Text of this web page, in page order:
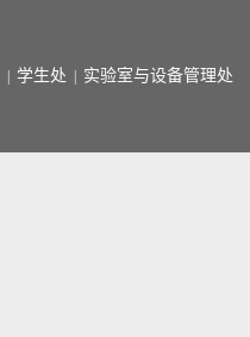
学生处
实验室与设备管理处